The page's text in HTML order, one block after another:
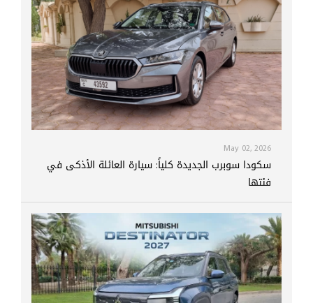
May 02, 2026
سكودا سوبرب الجديدة كلياً: سيارة العائلة الأذكى في
فئتها